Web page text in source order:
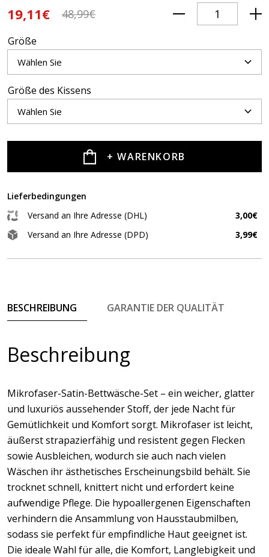
19,11€ 48,99€
Größe
Größe des Kissens
+ WARENKORB
Lieferbedingungen
Versand an Ihre Adresse (DHL)
3,00€
Versand an Ihre Adresse (DPD)
3,99€
BESCHREIBUNG GARANTIE DER QUALITÄT
Beschreibung
Mikrofaser-Satin-Bettwäsche-Set – ein weicher, glatter
und luxuriös aussehender Stoff, der jede Nacht für
Gemütlichkeit und Komfort sorgt. Mikrofaser ist leicht,
äußerst strapazierfähig und resistent gegen Flecken
sowie Ausbleichen, wodurch sie auch nach vielen
Wäschen ihr ästhetisches Erscheinungsbild behält. Sie
trocknet schnell, knittert nicht und erfordert keine
aufwendige Pflege. Die hypoallergenen Eigenschaften
verhindern die Ansammlung von Hausstaubmilben,
sodass sie perfekt für empfindliche Haut geeignet ist.
Die ideale Wahl für alle, die Komfort, Langlebigkeit und